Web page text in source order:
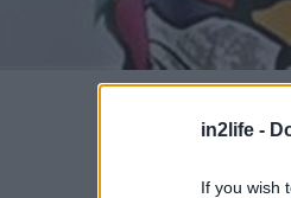
in2life -
If you wish